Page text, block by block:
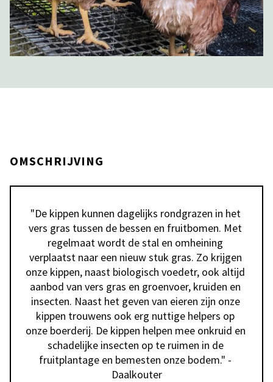
OMSCHRIJVING
"De kippen kunnen dagelijks rondgrazen in het
vers gras tussen de bessen en fruitbomen. Met
regelmaat wordt de stal en omheining
verplaatst naar een nieuw stuk gras. Zo krijgen
onze kippen, naast biologisch voedetr, ook altijd
aanbod van vers gras en groenvoer, kruiden en
insecten. Naast het geven van eieren zijn onze
kippen trouwens ook erg nuttige helpers op
onze boerderij. De kippen helpen mee onkruid en
schadelijke insecten op te ruimen in de
fruitplantage en bemesten onze bodem." -
Daalkouter